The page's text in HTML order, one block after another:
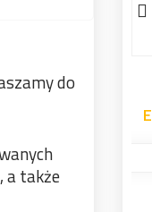
do
a także
Małe magazyny samoobsługowe do